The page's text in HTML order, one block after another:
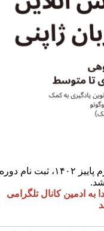
در پی اتمام دوره آموزش زبان ژاپنی در ترم پاییز ۱۴۰۲، ثبت نام دوره
به ادمین کانال تلگرامی